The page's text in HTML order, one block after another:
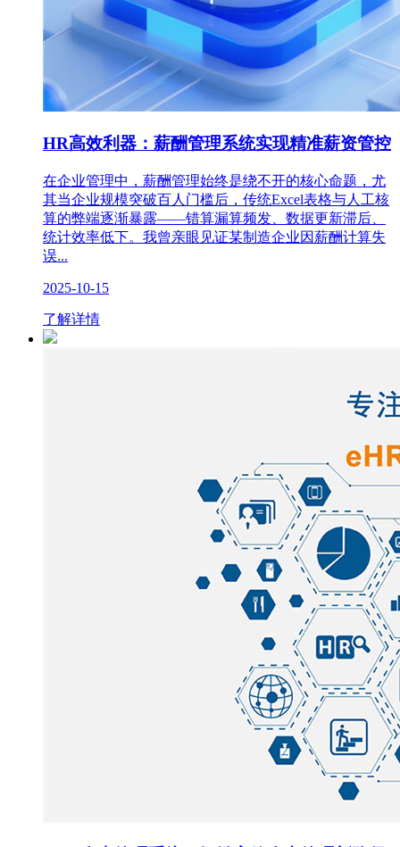
HR高效利器：薪酬管理系统实现精准薪资管控
在企业管理中，薪酬管理始终是绕不开的核心命题，尤
其当企业规模突破百人门槛后，传统Excel表格与人工核
算的弊端逐渐暴露——错算漏算频发、数据更新滞后、
统计效率低下。我曾亲眼见证某制造企业因薪酬计算失
误...
2025-10-15
了解详情